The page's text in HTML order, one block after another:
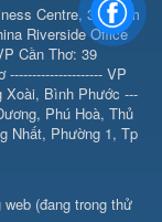
Centre, 360 Kim
Riverside Office
Cần Thơ: 39
VP
Xoài, Bình Phước ---
Phú Hoà, Thủ
Nhất, Phường 1, Tp
web (đang trong thử